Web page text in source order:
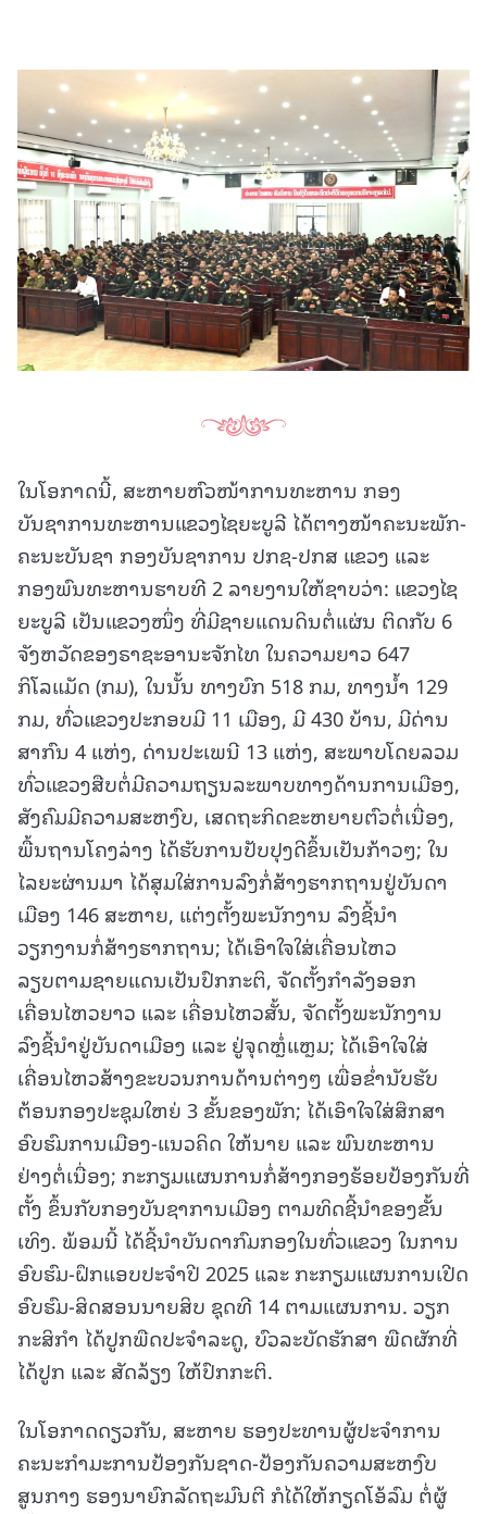
ໃນໂອກາດນີ້, ສະຫາຍຫົວໜ້າການທະຫານ ກອງ
ບັນຊາການທະຫານແຂວງໄຊຍະບູລີ ໄດ້ຕາງໜ້າຄະນະພັກ-
ຄະນະບັນຊາ ກອງບັນຊາການ ປກຊ-ປກສ ແຂວງ ແລະ
ກອງພົນທະຫານຮາບທີ 2 ລາຍງານໃຫ້ຊາບວ່າ: ແຂວງໄຊ
ຍະບູລີ ເປັນແຂວງໜຶ່ງ ທີ່ມີຊາຍແດນດິນຕໍ່ແຜ່ນ ຕິດກັບ 6
ຈັງຫວັດຂອງຣາຊະອານະຈັກໄທ ໃນຄວາມຍາວ 647
ກິໂລແມັດ (ກມ), ໃນນັ້ນ ທາງບົກ 518 ກມ, ທາງນໍ້າ 129
ກມ, ທົ່ວແຂວງປະກອບມີ 11 ເມືອງ, ມີ 430 ບ້ານ, ມີດ່ານ
ສາກົນ 4 ແຫ່ງ, ດ່ານປະເພນີ 13 ແຫ່ງ, ສະພາບໂດຍລວມ
ທົ່ວແຂວງສືບຕໍ່ມີຄວາມຖຽນລະພາບທາງດ້ານການເມືອງ,
ສັງຄົມມີຄວາມສະຫງົບ, ເສດຖະກິດຂະຫຍາຍຕົວຕໍ່ເນື່ອງ,
ພື້ນຖານໂຄງລ່າງ ໄດ້ຮັບການປັບປຸງດີຂຶ້ນເປັນກ້າວໆ; ໃນ
ໄລຍະຜ່ານມາ ໄດ້ສຸມໃສ່ການລົງກໍ່ສ້າງຮາກຖານຢູ່ບັນດາ
ເມືອງ 146 ສະຫາຍ, ແຕ່ງຕັ້ງພະນັກງານ ລົງຊີ້ນໍາ
ວຽກງານກໍ່ສ້າງຮາກຖານ; ໄດ້ເອົາໃຈໃສ່ເຄື່ອນໄຫວ
ລຽບຕາມຊາຍແດນເປັນປົກກະຕິ, ຈັດຕັ້ງກຳລັງອອກ
ເຄື່ອນໄຫວຍາວ ແລະ ເຄື່ອນໄຫວສັ້ນ, ຈັດຕັ້ງພະນັກງານ
ລົງຊີ້ນໍາຢູ່ບັນດາເມືອງ ແລະ ຢູ່ຈຸດຫຼໍ່ແຫຼມ; ໄດ້ເອົາໃຈໃສ່
ເຄື່ອນໄຫວສ້າງຂະບວນການດ້ານຕ່າງໆ ເພື່ອຂໍ່ານັບຮັບ
ຕ້ອນກອງປະຊຸມໃຫຍ່ 3 ຂັ້ນຂອງພັກ; ໄດ້ເອົາໃຈໃສ່ສຶກສາ
ອົບຮົມການເມືອງ-ແນວຄິດ ໃຫ້ນາຍ ແລະ ພົນທະຫານ
ຢ່າງຕໍ່ເນື່ອງ; ກະກຽມແຜນການກໍ່ສ້າງກອງຮ້ອຍປ້ອງກັນທີ່
ຕັ້ງ ຂຶ້ນກັບກອງບັນຊາການເມືອງ ຕາມທິດຊີ້ນໍາຂອງຂັ້ນ
ເທິງ. ພ້ອມນີ້ ໄດ້ຊີ້ນໍາບັນດາກົມກອງໃນທົ່ວແຂວງ ໃນການ
ອົບຮົມ-ຝຶກແອບປະຈຳປີ 2025 ແລະ ກະກຽມແຜນການເປີດ
ອົບຮົມ-ສິດສອນນາຍສິບ ຊຸດທີ 14 ຕາມແຜນການ. ວຽກ
ກະສິກໍາ ໄດ້ປູກພືດປະຈຳລະດູ, ບົວລະບັດຮັກສາ ພືດຜັກທີ່
ໄດ້ປູກ ແລະ ສັດລ້ຽງ ໃຫ້ປົກກະຕິ.
ໃນໂອກາດດຽວກັນ, ສະຫາຍ ຮອງປະທານຜູ້ປະຈຳການ
ຄະນະກຳມະການປ້ອງກັນຊາດ-ປ້ອງກັນຄວາມສະຫງົບ
ສູນກາງ ຮອງນາຍົກລັດຖະມົນຕີ ກໍໄດ້ໃຫ້ກຽດໂອ້ລົມ ຕໍ່ຜູ້